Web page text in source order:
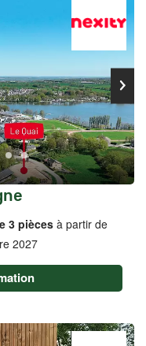
3 piècesà partir de
2027